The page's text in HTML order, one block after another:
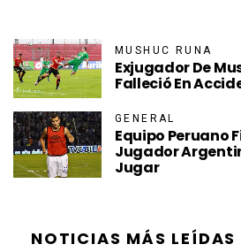
MUSHUC RUNA
Exjugador De
Falleció En
GENERAL
Equipo Peruano
Jugador
Jugar
NOTICIAS MÁS LEÍDAS